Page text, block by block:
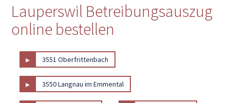
Lauperswil Betreibungsauszug
online bestellen
▸ 3551 Oberfrittenbach
▸ 3550 Langnau im Emmental